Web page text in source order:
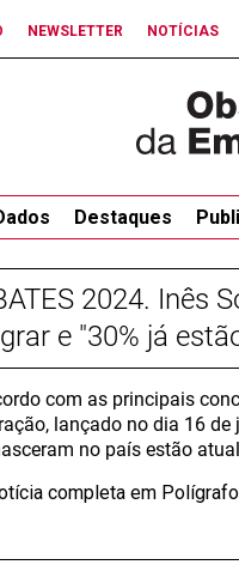
NEWSLETTER NOTÍCIAS
Destaques
2024. Inês
e "30% já
com as principais
lançado no dia 16 de
no país estão
completa em